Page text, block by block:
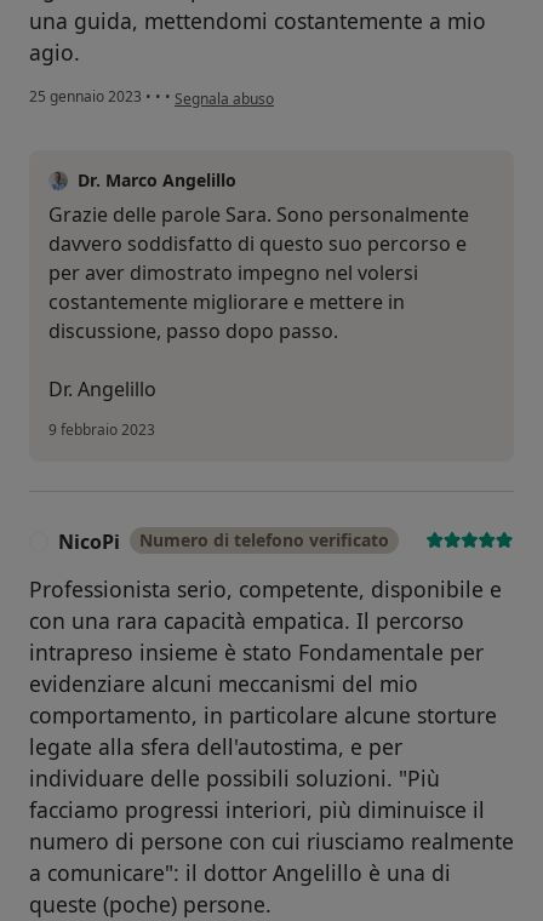
una guida, mettendomi costantemente a mio
agio.
25 gennaio 2023 • • • secondo l'opinione dell'utente Sara
Segnala abuso
Dr. Marco Angelillo
Grazie delle parole Sara. Sono personalmente
davvero soddisfatto di questo suo percorso e
per aver dimostrato impegno nel volersi
costantemente migliorare e mettere in
discussione, passo dopo passo.
Dr. Angelillo
9 febbraio 2023
NicoPi Numero di telefono verificato
Professionista serio, competente, disponibile e
con una rara capacità empatica. Il percorso
intrapreso insieme è stato Fondamentale per
evidenziare alcuni meccanismi del mio
comportamento, in particolare alcune storture
legate alla sfera dell'autostima, e per
individuare delle possibili soluzioni. "Più
facciamo progressi interiori, più diminuisce il
numero di persone con cui riusciamo realmente
a comunicare": il dottor Angelillo è una di
queste (poche) persone.